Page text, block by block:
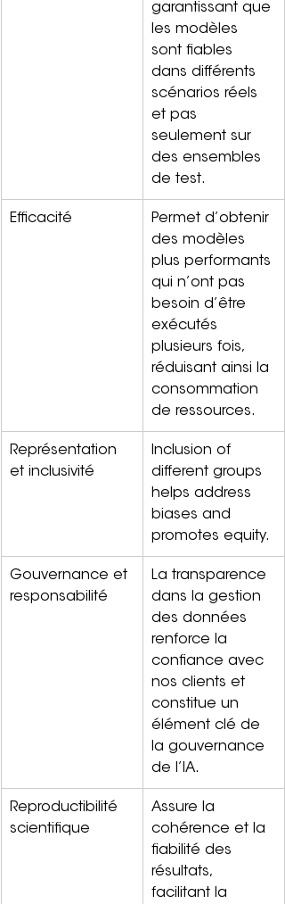
garantissant que
les modèles
sont fiables
dans différents
scénarios réels
et pas
seulement sur
des ensembles
de test.
Efficacité
Permet d’obtenir
des modèles
plus performants
qui n’ont pas
besoin d’être
exécutés
plusieurs fois,
réduisant ainsi la
consommation
de ressources.
Représentation
et inclusivité
Inclusion of
different groups
helps address
biases and
promotes equity.
Gouvernance et
responsabilité
La transparence
dans la gestion
des données
renforce la
confiance avec
nos clients et
constitue un
élément clé de
la gouvernance
de l’IA.
Reproductibilité
scientifique
Assure la
cohérence et la
fiabilité des
résultats,
facilitant la